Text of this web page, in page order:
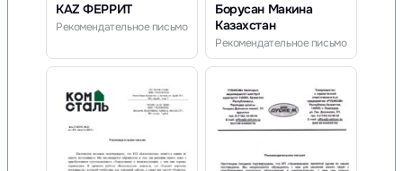
KAZ ФЕРРИТ
Рекомендательное письмо
Борусан Макина
Казахстан
Рекомендательное письмо